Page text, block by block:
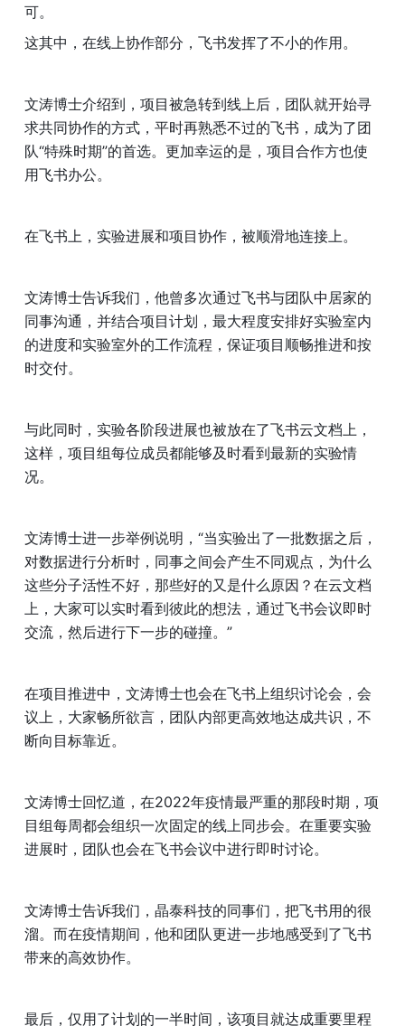
可。
这其中，在线上协作部分，飞书发挥了不小的作用。
文涛博士介绍到，项目被急转到线上后，团队就开始寻
求共同协作的方式，平时再熟悉不过的飞书，成为了团
队“特殊时期”的首选。更加幸运的是，项目合作方也使
用飞书办公。
在飞书上，实验进展和项目协作，被顺滑地连接上。
文涛博士告诉我们，他曾多次通过飞书与团队中居家的
同事沟通，并结合项目计划，最大程度安排好实验室内
的进度和实验室外的工作流程，保证项目顺畅推进和按
时交付。
与此同时，实验各阶段进展也被放在了飞书云文档上，
这样，项目组每位成员都能够及时看到最新的实验情
况。
文涛博士进一步举例说明，“当实验出了一批数据之后，
对数据进行分析时，同事之间会产生不同观点，为什么
这些分子活性不好，那些好的又是什么原因？在云文档
上，大家可以实时看到彼此的想法，通过飞书会议即时
交流，然后进行下一步的碰撞。”
在项目推进中，文涛博士也会在飞书上组织讨论会，会
议上，大家畅所欲言，团队内部更高效地达成共识，不
断向目标靠近。
文涛博士回忆道，在2022年疫情最严重的那段时期，项
目组每周都会组织一次固定的线上同步会。在重要实验
进展时，团队也会在飞书会议中进行即时讨论。
文涛博士告诉我们，晶泰科技的同事们，把飞书用的很
溜。而在疫情期间，他和团队更进一步地感受到了飞书
带来的高效协作。
最后，仅用了计划的一半时间，该项目就达成重要里程